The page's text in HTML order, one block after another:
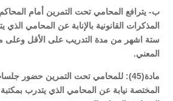
ب- يترافع المحامي تحت التمرين أمام المحاكم
المذكرات القانونية بالإنابة عن المحامي
ستة اشهر من مدة التدريب على الأقل وعلى
المعني.
مادة(45): للمحامي تحت التمرين حضور
المختصة نيابة عن المحامي الذي يتدرب بمكتبة